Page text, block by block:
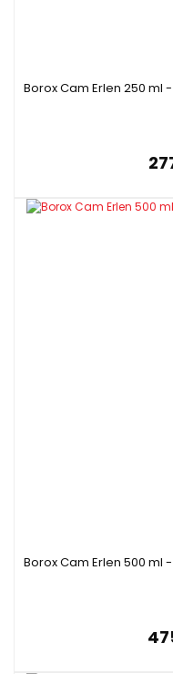
Borox Cam Erlen 250 ml
Borox Cam Erlen 500 ml